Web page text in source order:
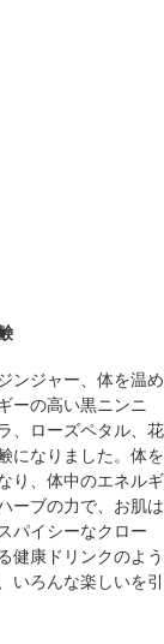
ンジャー、体を温め
ーの高い黒ニンニ
、ローズペタル、花
になりました。体を
り、体中のエネルギ
ーブの力で、お肌は
パイシーなクロー
健康ドリンクのよう
いろんな楽しいを引